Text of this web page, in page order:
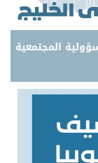
المجتمعية